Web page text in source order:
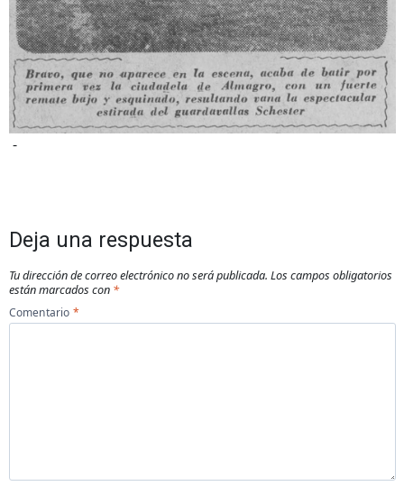
-
Deja una respuesta
Tu dirección de correo electrónico no será publicada. Los campos obligatorios
están marcados con *
Comentario *